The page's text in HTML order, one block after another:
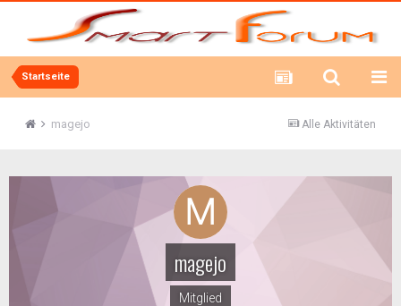
Startseite
Alle Aktivitäten
magejo
magejo
Mitglied